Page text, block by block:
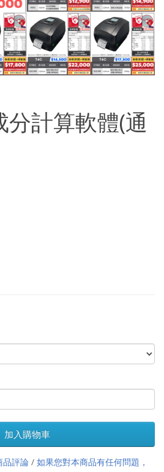
分計算軟體(通
加入購物車
品評論 / 如果您對本商品有任何問題，